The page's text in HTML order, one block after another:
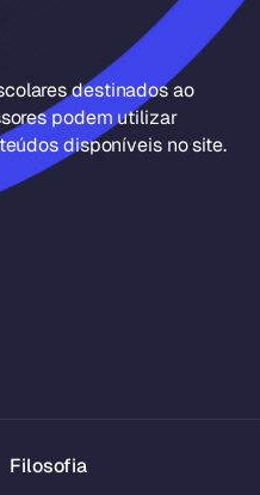
destinados ao
podem utilizar
disponíveis no site.
Filosofia